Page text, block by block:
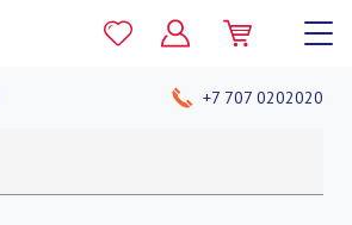
+7 707 0202020